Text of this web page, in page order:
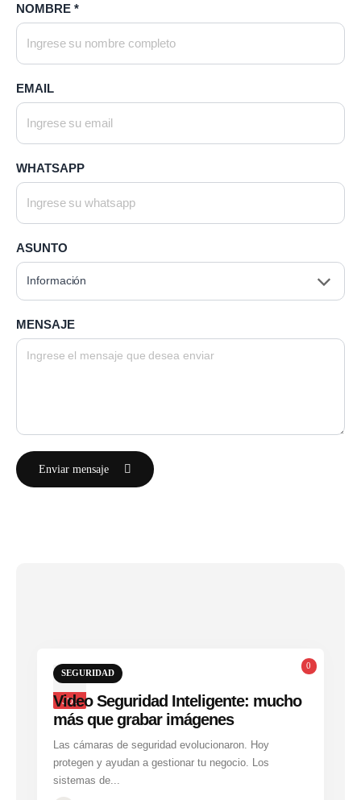
NOMBRE *
EMAIL
WHATSAPP
ASUNTO
MENSAJE
Enviar mensaje
18
JUL
0
SEGURIDAD
Video Seguridad Inteligente: mucho
más que grabar imágenes
Las cámaras de seguridad evolucionaron. Hoy
protegen y ayudan a gestionar tu negocio. Los
sistemas de...